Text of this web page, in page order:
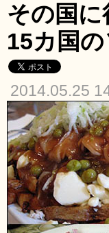
その国
15カ国
2014.05.25